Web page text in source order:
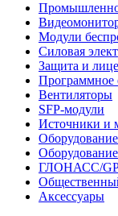
Модули
Силовая
Защита и
Программное
Вентиляторы
SFP-модули
Источники и
ГЛОНАСС/
Аксессуары